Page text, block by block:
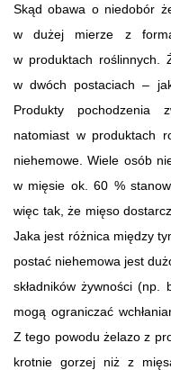
Skąd obawa o niedobór
w dużej mierze z
w produktach roślinnych.
w dwóch postaciach –
Produkty pochodzenia
natomiast w produktach
niehemowe. Wiele osób
w mięsie ok. 60 %
więc tak, że mięso
Jaka jest różnica między
postać niehemowa jest
składników żywności (np.
mogą ograniczać
Z tego powodu żelazo z
krotnie gorzej niż z